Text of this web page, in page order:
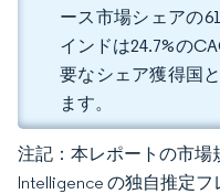
ース市場シェアの
インドは24.7%の
要なシェア獲得国
ます。
注記：本レポートの市場
Intelligence の独自推定